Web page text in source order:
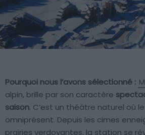
Pourquoi nous l’avons sélectionné :
alpin, brille par son caractère
saison. C’est un théâtre naturel où
omniprésent. Depuis les cimes
prairies verdoyantes, la station se